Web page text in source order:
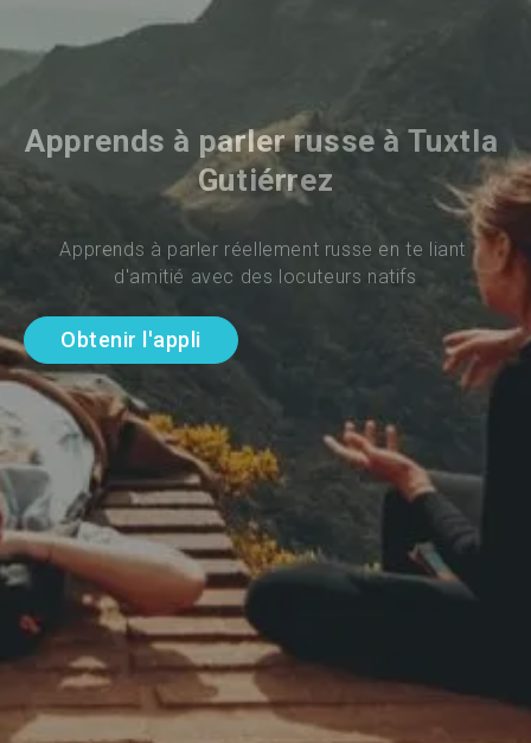
Apprends à parler russe à Tuxtla
Gutiérrez
Apprends à parler réellement russe en te liant
d'amitié avec des locuteurs natifs
Obtenir l'appli